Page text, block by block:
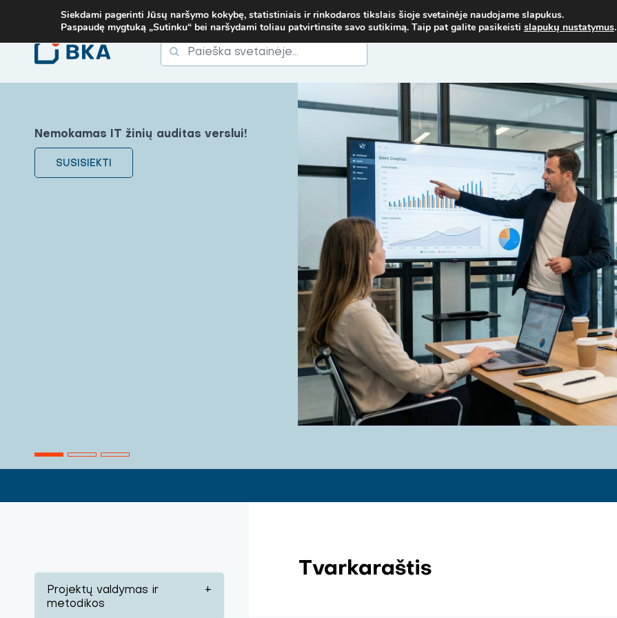
+37067579127ARBA EL. P. MOKYMAI@BKA.LT NERADAI NORIMŲ MOKYMŲ - SUSISIEK! MOB. TEL.+37067579127
Ieškoti:
Ieškoti
Nemokamas IT žinių auditas verslui!
SUSISIEKTI
Tvarkaraštis
Projektų valdymas ir
metodikos
+
Siekdami pagerinti Jūsų naršymo kokybę, statistiniais ir rinkodaros tikslais šioje svetainėje naudojame slapukus.
Paspaudę mygtuką „Sutinku“ bei naršydami toliau patvirtinsite savo sutikimą. Taip pat galite pasikeisti slapukų nustatymus.